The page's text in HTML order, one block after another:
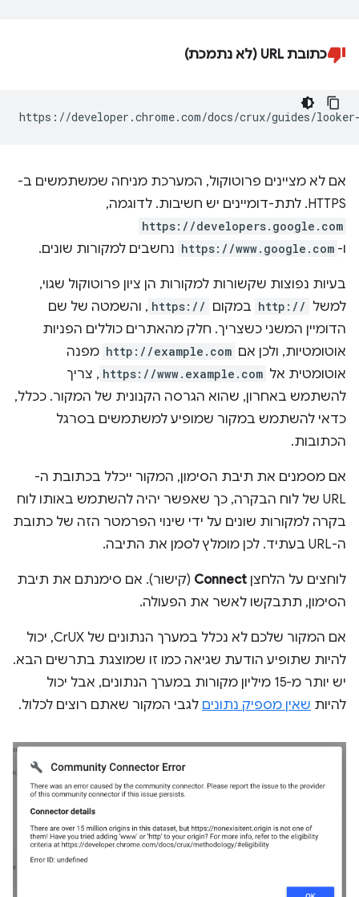
כתובת URL (לא נתמכת)
https://developer.chrome.com/docs/crux/guides/
אם לא מציינים פרוטוקול, המערכת מניחה שמשתמשים ב-
HTTPS. לתת-דומיינים יש חשיבות. לדוגמה,
https://developers.google.com
ו- https://www.google.com נחשבים למקורות שונים.
בעיות נפוצות שקשורות למקורות הן ציון פרוטוקול שגוי,
למשל http:// במקום https:// , והשמטה של שם
הדומיין המשני כשצריך. חלק מהאתרים כוללים הפניות
אוטומטיות, ולכן אם http://example.com מפנה
אוטומטית אל https://www.example.com , צריך
להשתמש באחרון, שהוא הגרסה הקנונית של המקור. ככלל,
כדאי להשתמש במקור שמופיע למשתמשים בסרגל
הכתובות.
אם מסמנים את תיבת הסימון, המקור ייכלל בכתובת ה-
URL של לוח הבקרה, כך שאפשר יהיה להשתמש באותו לוח
בקרה למקורות שונים על ידי שינוי הפרמטר הזה של כתובת
ה-URL בעתיד. לכן מומלץ לסמן את התיבה.
לוחצים על הלחצן Connect (קישור). אם סימנתם את תיבת
הסימון, תתבקשו לאשר את הפעולה.
אם המקור שלכם לא נכלל במערך הנתונים של CrUX, יכול
להיות שתופיע הודעת שגיאה כמו זו שמוצגת בתרשים הבא.
יש יותר מ-15 מיליון מקורות במערך הנתונים, אבל יכול
להיות שאין מספיק נתונים לגבי המקור שאתם רוצים לכלול.